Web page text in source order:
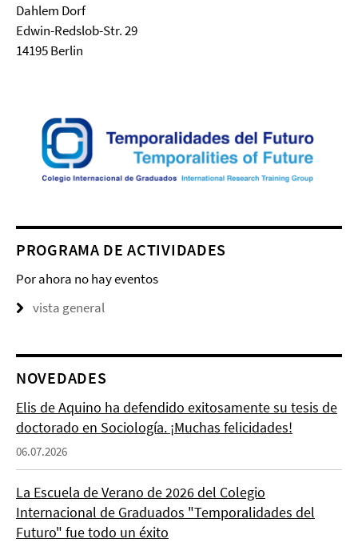
Dahlem Dorf
Edwin-Redslob-Str. 29
14195 Berlin
PROGRAMA DE ACTIVIDADES
Por ahora no hay eventos
vista general
NOVEDADES
Elis de Aquino ha defendido exitosamente su tesis de
doctorado en Sociología. ¡Muchas felicidades!
06.07.2026
La Escuela de Verano de 2026 del Colegio
Internacional de Graduados "Temporalidades del
Futuro" fue todo un éxito